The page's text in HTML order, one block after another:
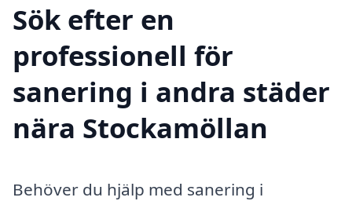
Sök efter en
professionell för
sanering i andra städer
nära Stockamöllan
Behöver du hjälp med sanering i